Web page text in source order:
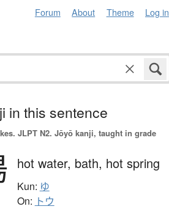
Forum About Theme Log in
in this sentence
JLPT N2. Jōyō kanji, taught in grade
hot water, bath, hot spring
Kun: ゆ
On: トウ